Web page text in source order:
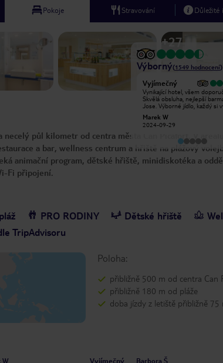
Pokoje Stravování Důležité
+27
Výborný(1549 hodnocení)
Vyjímečný
Spokojenost. Hotel, obsluha, čistota,
teplo. Leni
Vyjímečný
Vynikající hotel, všem
Skvělá obsluha, nejlepší
Jose. Výborné jídlo, každý si
konkurence. V životě jsem
lepší večerní show mez v
dovolenou jsem nezažil.
Marek W
2024-09-29
půl kilometr od centra města Can Picafort. V areálu
a bar, wellness centrum a hřiště na plážový
animační program, dětské hřiště, minidiskotéka a
Fi připojení.
PRO RODINY Dětské hřiště
TripAdvisoru
Poloha:
přibližně 500 m od centra Can
přibližně 180 m od pláže
doba jízdy z letiště přibližně 75
W
Vyjímečný
Barbora Š